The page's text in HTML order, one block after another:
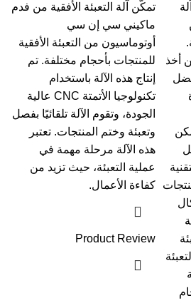
أخذ
تمكّن آلة التعبئة الأفقية من فدم
ماكيني سي إن سي
أوتوماسيون من التعبئة الأفقية
للمنتجات بأحجام مختلفة. تم
إنتاج هذه الآلة باستخدام
تكنولوجيا الأتمتة CNC عالية
الجودة، وتقوم الآلة تلقائيًا بفصل
وتعبئة وختم المنتجات. تعتبر
هذه الآلة مرحلة مهمة في
عملية التعبئة، حيث تزيد من
كفاءة الأعمال.
Product Review